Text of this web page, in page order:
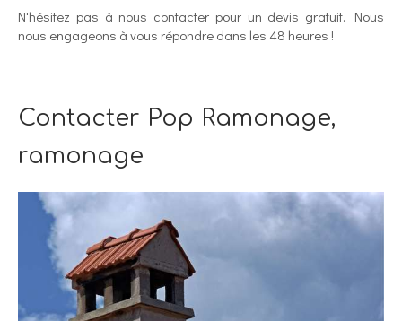
N'hésitez pas à nous contacter pour un devis gratuit. Nous
nous engageons à vous répondre dans les 48 heures !
Contacter Pop Ramonage,
ramonage